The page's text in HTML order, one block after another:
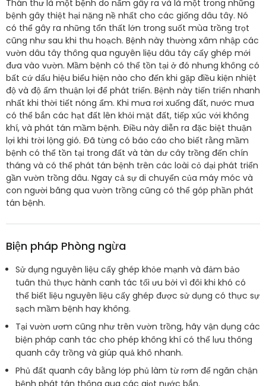
Thán thư là một bệnh do nấm gây ra và là một trong những
bệnh gây thiệt hại nặng nề nhất cho các giống dâu tây. Nó
có thể gây ra những tổn thất lớn trong suốt mùa trồng trọt
cũng như sau khi thu hoạch. Bệnh này thường xâm nhập các
vườn dâu tây thông qua nguyên liệu dâu tây cấy ghép mới
đưa vào vườn. Mầm bệnh có thể tồn tại ở đó nhưng không có
bất cứ dấu hiệu biểu hiện nào cho đến khi gặp điều kiện nhiệt
độ và độ ẩm thuận lợi để phát triển. Bệnh này tiến triển nhanh
nhất khi thời tiết nóng ẩm. Khi mưa rơi xuống đất, nước mưa
có thể bắn các hạt đất lên khỏi mặt đất, tiếp xúc với không
khí, và phát tán mầm bệnh. Điều này diễn ra đặc biệt thuận
lợi khi trời lộng gió. Đã từng có báo cáo cho biết rằng mầm
bệnh có thể tồn tại trong đất và tàn dư cây trồng đến chín
tháng và có thể phát tán bệnh trên các loài cỏ dại phát triển
gần vườn trồng dâu. Ngay cả sự di chuyển của máy móc và
con người băng qua vườn trồng cũng có thể góp phần phát
tán bệnh.
Biện pháp Phòng ngừa
Sử dụng nguyên liệu cấy ghép khỏe mạnh và đảm bảo
tuân thủ thực hành canh tác tối ưu bởi vì đôi khi khó có
thể biết liệu nguyên liệu cấy ghép được sử dụng có thực sự
sạch mầm bệnh hay không.
Tại vườn ươm cũng như trên vườn trồng, hãy vận dụng các
biện pháp canh tác cho phép không khí có thể lưu thông
quanh cây trồng và giúp quả khô nhanh.
Phủ đất quanh cây bằng lớp phủ làm từ rơm để ngăn chận